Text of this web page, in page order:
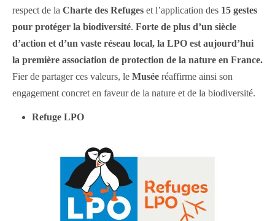
respect de la Charte des Refuges et l’application des 15 gestes
pour protéger la biodiversité. Forte de plus d’un siècle
d’action et d’un vaste réseau local, la LPO est aujourd’hui
la première association de protection de la nature en France.
Fier de partager ces valeurs, le Musée réaffirme ainsi son
engagement concret en faveur de la nature et de la biodiversité.
Refuge LPO